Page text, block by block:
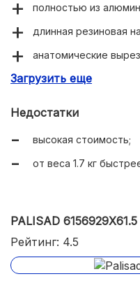
полностью из
длинная резиновая
анатомические
обе части
Загрузить еще
Недостатки
высокая стоимость;
от веса 1.7 кг
PALISAD 6156929Х61.5
Рейтинг: 4.5